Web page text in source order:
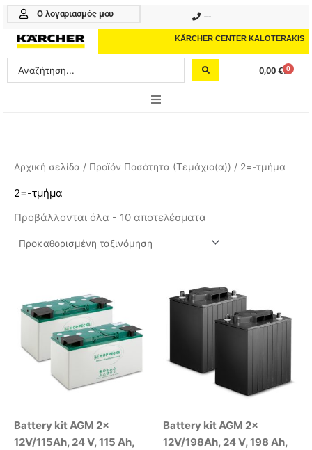
Μετάβαση
περιεχόμενο
Ο λογαριασμός μου
KÄRCHER CENTER KALOTERAKIS
Search
...
0,00 € 0
Cart
PROFESSIONAL
ΑΞΕΣΟΥΑΡ
ΚΑΘΑΡΙΣΤΙΚΑ
Αρχική σελίδα / Προϊόν Ποσότητα (Τεμάχιο(α)) / 2=-τμήμα
2=-τμήμα
Προβάλλονται όλα - 10 αποτελέσματα
Battery kit AGM 2x
12V/115Ah, 24 V, 115 Ah,
Battery kit AGM 2x
12V/198Ah, 24 V, 198 Ah,